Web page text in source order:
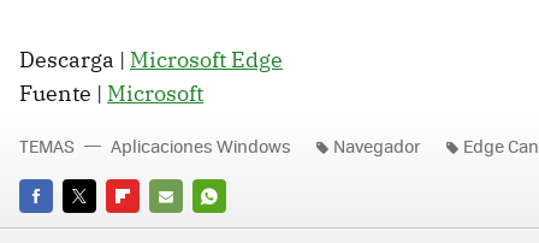
Descarga | Microsoft Edge
Fuente | Microsoft
FACEBOOK
TWITTERFLIPBOARD
E-
WHATSAPP
TEMAS Aplicaciones Windows Navegador Edge